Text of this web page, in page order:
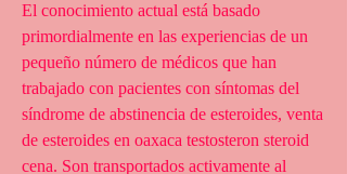
El conocimiento actual está basado
primordialmente en las experiencias de un
pequeño número de médicos que han
trabajado con pacientes con síntomas del
síndrome de abstinencia de esteroides, venta
de esteroides en oaxaca testosteron steroid
cena. Son transportados activamente al